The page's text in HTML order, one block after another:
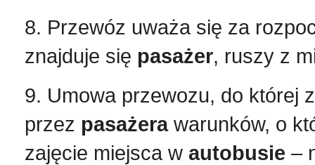
8. Przewóz uważa się za
znajduje się pasażer, ruszy z
9. Umowa przewozu, do której
przez pasażerawarunków, o
zajęcie miejsca w autobusie –